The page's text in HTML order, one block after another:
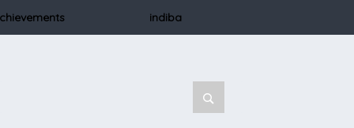
indiba